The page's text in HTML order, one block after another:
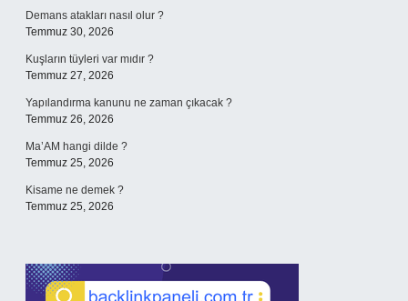
Demans atakları nasıl olur ?
Temmuz 30, 2026
Kuşların tüyleri var mıdır ?
Temmuz 27, 2026
Yapılandırma kanunu ne zaman çıkacak ?
Temmuz 26, 2026
Ma’AM hangi dilde ?
Temmuz 25, 2026
Kisame ne demek ?
Temmuz 25, 2026